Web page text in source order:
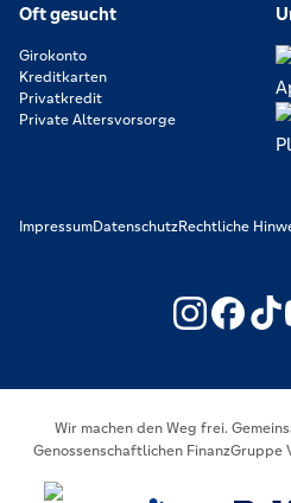
Oft gesucht
Girokonto
Kreditkarten
Privatkredit
Private Altersvorsorge
ImpressumDatenschutzRechtliche
Wir machen den Weg frei.
Genossenschaftlichen FinanzGruppe